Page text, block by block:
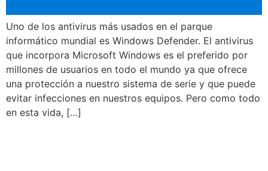
Uno de los antivirus más usados en el parque
informático mundial es Windows Defender. El antivirus
que incorpora Microsoft Windows es el preferido por
millones de usuarios en todo el mundo ya que ofrece
una protección a nuestro sistema de serie y que puede
evitar infecciones en nuestros equipos. Pero como todo
en esta vida, […]